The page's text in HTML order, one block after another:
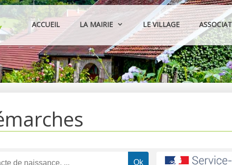
ACCUEIL LA MAIRIE LE VILLAGE